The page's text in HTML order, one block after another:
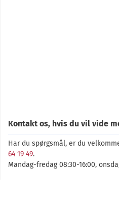
Kontakt os, hvis du vil vide
Har du spørgsmål, er du
64 19 49.
Mandag-fredag 08:30-16:00,